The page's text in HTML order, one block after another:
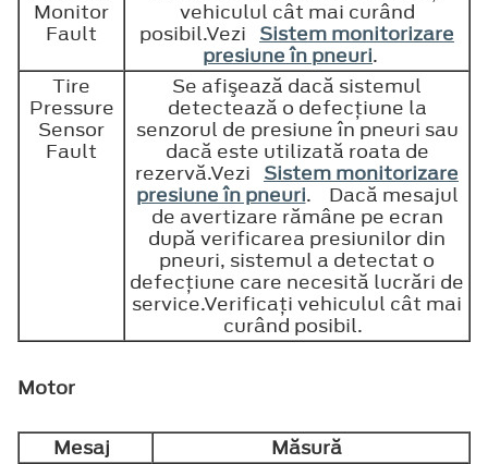
Monitor
Fault
vehiculul cât mai curând
posibil.Vezi Sistem monitorizare
presiune în pneuri.
Tire
Pressure
Sensor
Fault
Se afişează dacă sistemul
detectează o defecţiune la
senzorul de presiune în pneuri sau
dacă este utilizată roata de
rezervă.Vezi Sistem monitorizare
presiune în pneuri. Dacă mesajul
de avertizare rămâne pe ecran
după verificarea presiunilor din
pneuri, sistemul a detectat o
defecţiune care necesită lucrări de
service.Verificaţi vehiculul cât mai
curând posibil.
Motor
Mesaj
Măsură